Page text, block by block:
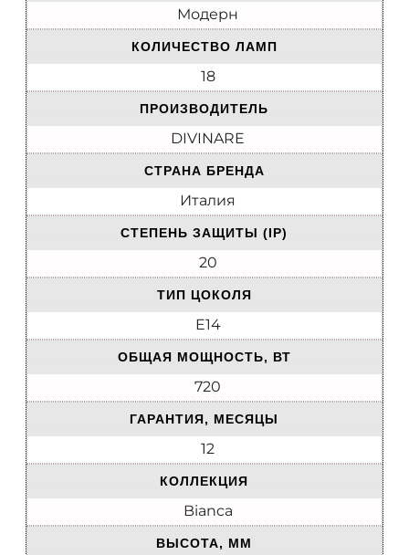
Модерн
КОЛИЧЕСТВО ЛАМП
18
ПРОИЗВОДИТЕЛЬ
DIVINARE
СТРАНА БРЕНДА
Италия
СТЕПЕНЬ ЗАЩИТЫ (IP)
20
ТИП ЦОКОЛЯ
E14
ОБЩАЯ МОЩНОСТЬ, ВТ
720
ГАРАНТИЯ, МЕСЯЦЫ
12
КОЛЛЕКЦИЯ
Bianca
ВЫСОТА, ММ